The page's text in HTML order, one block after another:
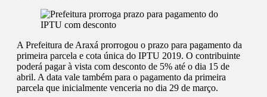
A Prefeitura de Araxá prorrogou o prazo para pagamento da
primeira parcela e cota única do IPTU 2019. O contribuinte
poderá pagar à vista com desconto de 5% até o dia 15 de
abril. A data vale também para o pagamento da primeira
parcela que inicialmente venceria no dia 29 de março.